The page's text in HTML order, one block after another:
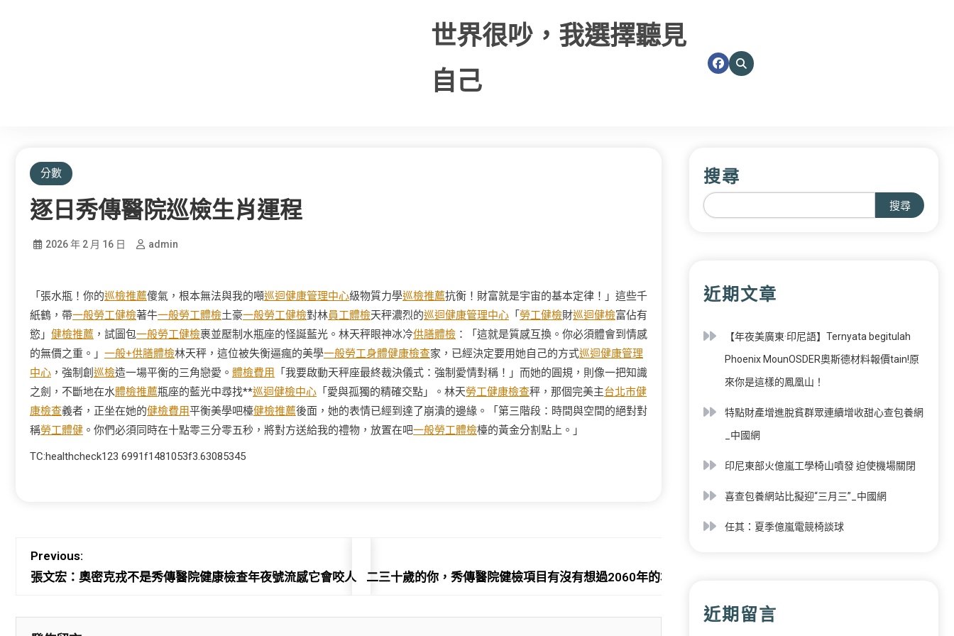
世界很吵，我選擇聽見
自己
分數
逐日秀傳醫院巡檢生肖運程
2026 年 2 月 16 日 admin
「張水瓶！你的巡檢推薦傻氣，根本無法與我的噸巡迴健康管理中心級物質力學巡檢推薦抗衡！財富就是宇宙的基本定律！」這些千
紙鶴，帶一般勞工健檢著牛一般勞工體檢土豪一般勞工健檢對林員工體檢天秤濃烈的巡迴健康管理中心 「 勞工健檢財巡迴健檢富佔有
慾」 健檢推薦 ，試圖包一般勞工健檢裹並壓制水瓶座的怪誕藍光。林天秤眼神冰冷供膳體檢 ：「這就是質感互換。你必須體會到情感
的無價之重。」 一般+供膳體檢林天秤，這位被失衡逼瘋的美學一般勞工身體健康檢查家，已經決定要用她自己的方式巡迴健康管理
中心 ，強制創 巡檢造一場平衡的三角戀愛。 體檢費用
「我要啟動天秤座最終裁決儀式：強制愛情對稱！」而她的圓規，則像一把知識
之劍，不斷地在水體檢推薦瓶座的藍光中尋找**巡迴健檢中心 「愛與孤獨的精確交點」。林天勞工健康檢查秤，那個完美主台北巿健
康檢查義者，正坐在她的健檢費用平衡美學吧檯健檢推薦後面，她的表情已經到達了崩潰的邊緣。「第三階段：時間與空間的絕對對
稱勞工體健 。你們必須同時在十點零三分零五秒，將對方送給我的禮物，放置在吧一般勞工體檢檯的黃金分割點上。」
TC:healthcheck123 6991f1481053f3.63085345
Previous:
張文宏：奧密克戎不是秀傳醫院健康檢查年夜號流感它會咬人
二三十歲的你，秀傳醫院健檢項目有沒有想過2060年的本身？
搜尋
搜尋
近期文章
【年夜美廣東·印尼語】Ternyata begitulah
Phoenix MounOSDER奧斯德材料報價tain!原
來你是這樣的鳳凰山！
特點財產增進脫貧群眾連續增收甜心查包養網
_中國網
印尼東部火億嵐工學椅山噴發 迫使機場關閉
喜查包養網站比擬迎“三月三”_中國網
任其：夏季億嵐電競椅談球
近期留言